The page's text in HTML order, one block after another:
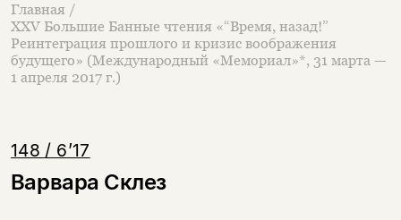
Главная /
XXV Большие Банные чтения «“Время, назад!”
Реинтеграция прошлого и кризис воображения
будущего» (Международный «Мемориал»*, 31 марта —
1 апреля 2017 г.)
148 / 6’17
Варвара Склез